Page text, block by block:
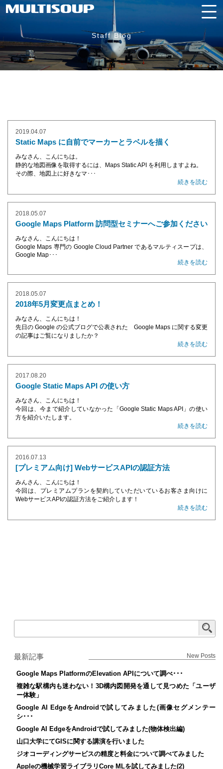
Staff Blog
2019.04.07
Static Maps に自前でマーカーとラベルを描く
みなさん、こんにちは。
静的な地図画像を取得するには、Maps Static API を利用しますよね。
その際、地図上に好きなマ･･･
続きを読む
2018.05.07
Google Maps Platform 訪問型セミナーへご参加ください
みなさん、こんにちは！
Google Maps 専門の Google Cloud Partner であるマルティスープは、
Google Map･･･
続きを読む
2018.05.07
2018年5月変更点まとめ！
みなさん、こんにちは！
先日の Google の公式ブログで公表された Google Maps に関する変更
の記事はご覧になりましたか？
続きを読む
2017.08.20
Google Static Maps API の使い方
みなさん、こんにちは！
今回は、今まで紹介していなかった「Google Static Maps API」の使い
方を紹介いたします。
続きを読む
2016.07.13
[プレミアム向け] WebサービスAPIの認証方法
みんさん、こんにちは！
今回は、プレミアムプランを契約していただいているお客さま向けに
WebサービスAPIの認証方法をご紹介します！
続きを読む
最新記事 New Posts
Google Maps PlatformのElevation APIについて調べ･･･
複雑な駅構内も迷わない！3D構内図開発を通して見つめた「ユーザ
ー体験」
Google AI EdgeをAndroidで試してみました(画像セグメンテー
シ･･･
Google AI EdgeをAndroidで試してみました(物体検出編)
山口大学にてGISに関する講演を行いました
ジオコーディングサービスの精度と料金について調べてみました
Appleの機械学習ライブラリCore MLを試してみました(2)